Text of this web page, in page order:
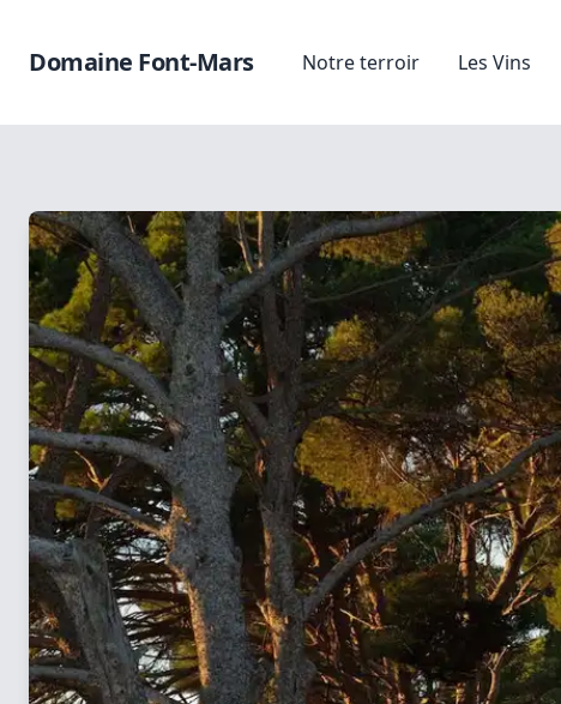
Domaine Font-Mars Notre terroir Les Vins